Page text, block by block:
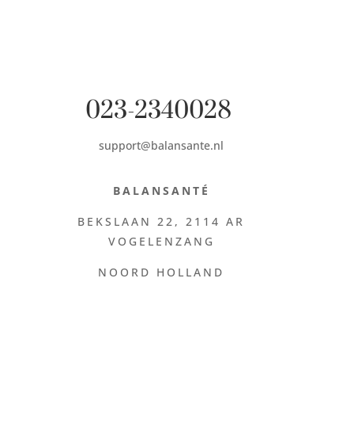
023-2340028
support@balansante.nl
BALANSANTÉ
BEKSLAAN 22, 2114 AR
VOGELENZANG
NOORD HOLLAND